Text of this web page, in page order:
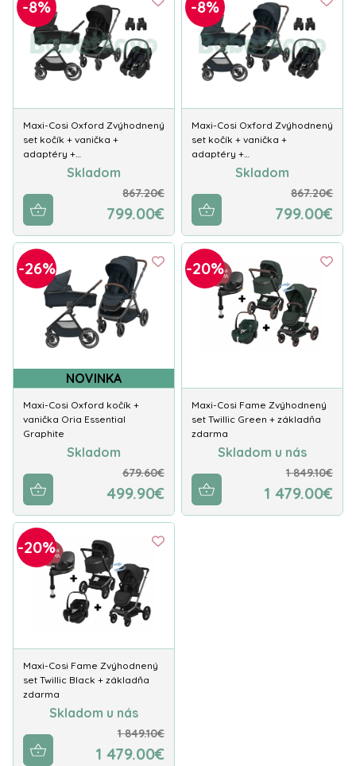
-8%
Maxi-Cosi Oxford Zvýhodnený
set kočík + vanička +
adaptéry +…
Skladom
867.20€
799.00€
-8%
Maxi-Cosi Oxford Zvýhodnený
set kočík + vanička +
adaptéry +…
Skladom
867.20€
799.00€
-26%
NOVINKA
Maxi-Cosi Oxford kočík +
vanička Oria Essential
Graphite
Skladom
679.60€
499.90€
-20%
Maxi-Cosi Fame Zvýhodnený
set Twillic Green + základňa
zdarma
Skladom u nás
1 849.10€
1 479.00€
-20%
Maxi-Cosi Fame Zvýhodnený
set Twillic Black + základňa
zdarma
Skladom u nás
1 849.10€
1 479.00€